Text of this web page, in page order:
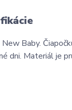
New Baby.
dni. Materiál je